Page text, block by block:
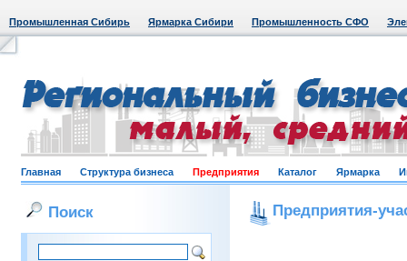
Промышленная Сибирь Ярмарка Сибири Промышленность СФО
Главная Структура бизнеса Предприятия Каталог Ярмарка
Поиск Предприятия-